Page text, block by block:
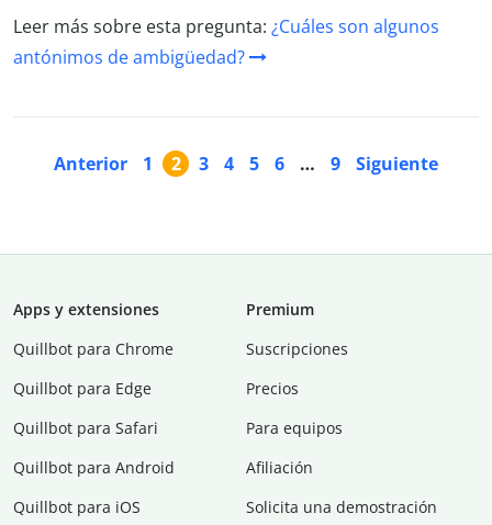
Leer más sobre esta pregunta: ¿Cuáles son algunos
antónimos de ambigüedad?
Anterior 1 2 3 4 5 6 … 9 Siguiente
Apps y extensiones
Quillbot para Chrome
Quillbot para Edge
Quillbot para Safari
Quillbot para Android
Quillbot para iOS
Premium
Suscripciones
Precios
Para equipos
Afiliación
Solicita una demostración